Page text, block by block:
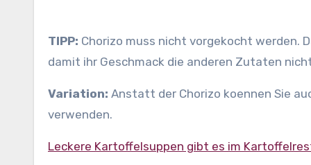
TIPP: Chorizo muss nicht vorgekocht werden.
damit ihr Geschmack die anderen Zutaten
Variation: Anstatt der Chorizo koennen Sie
verwenden.
Leckere Kartoffelsuppen gibt es im